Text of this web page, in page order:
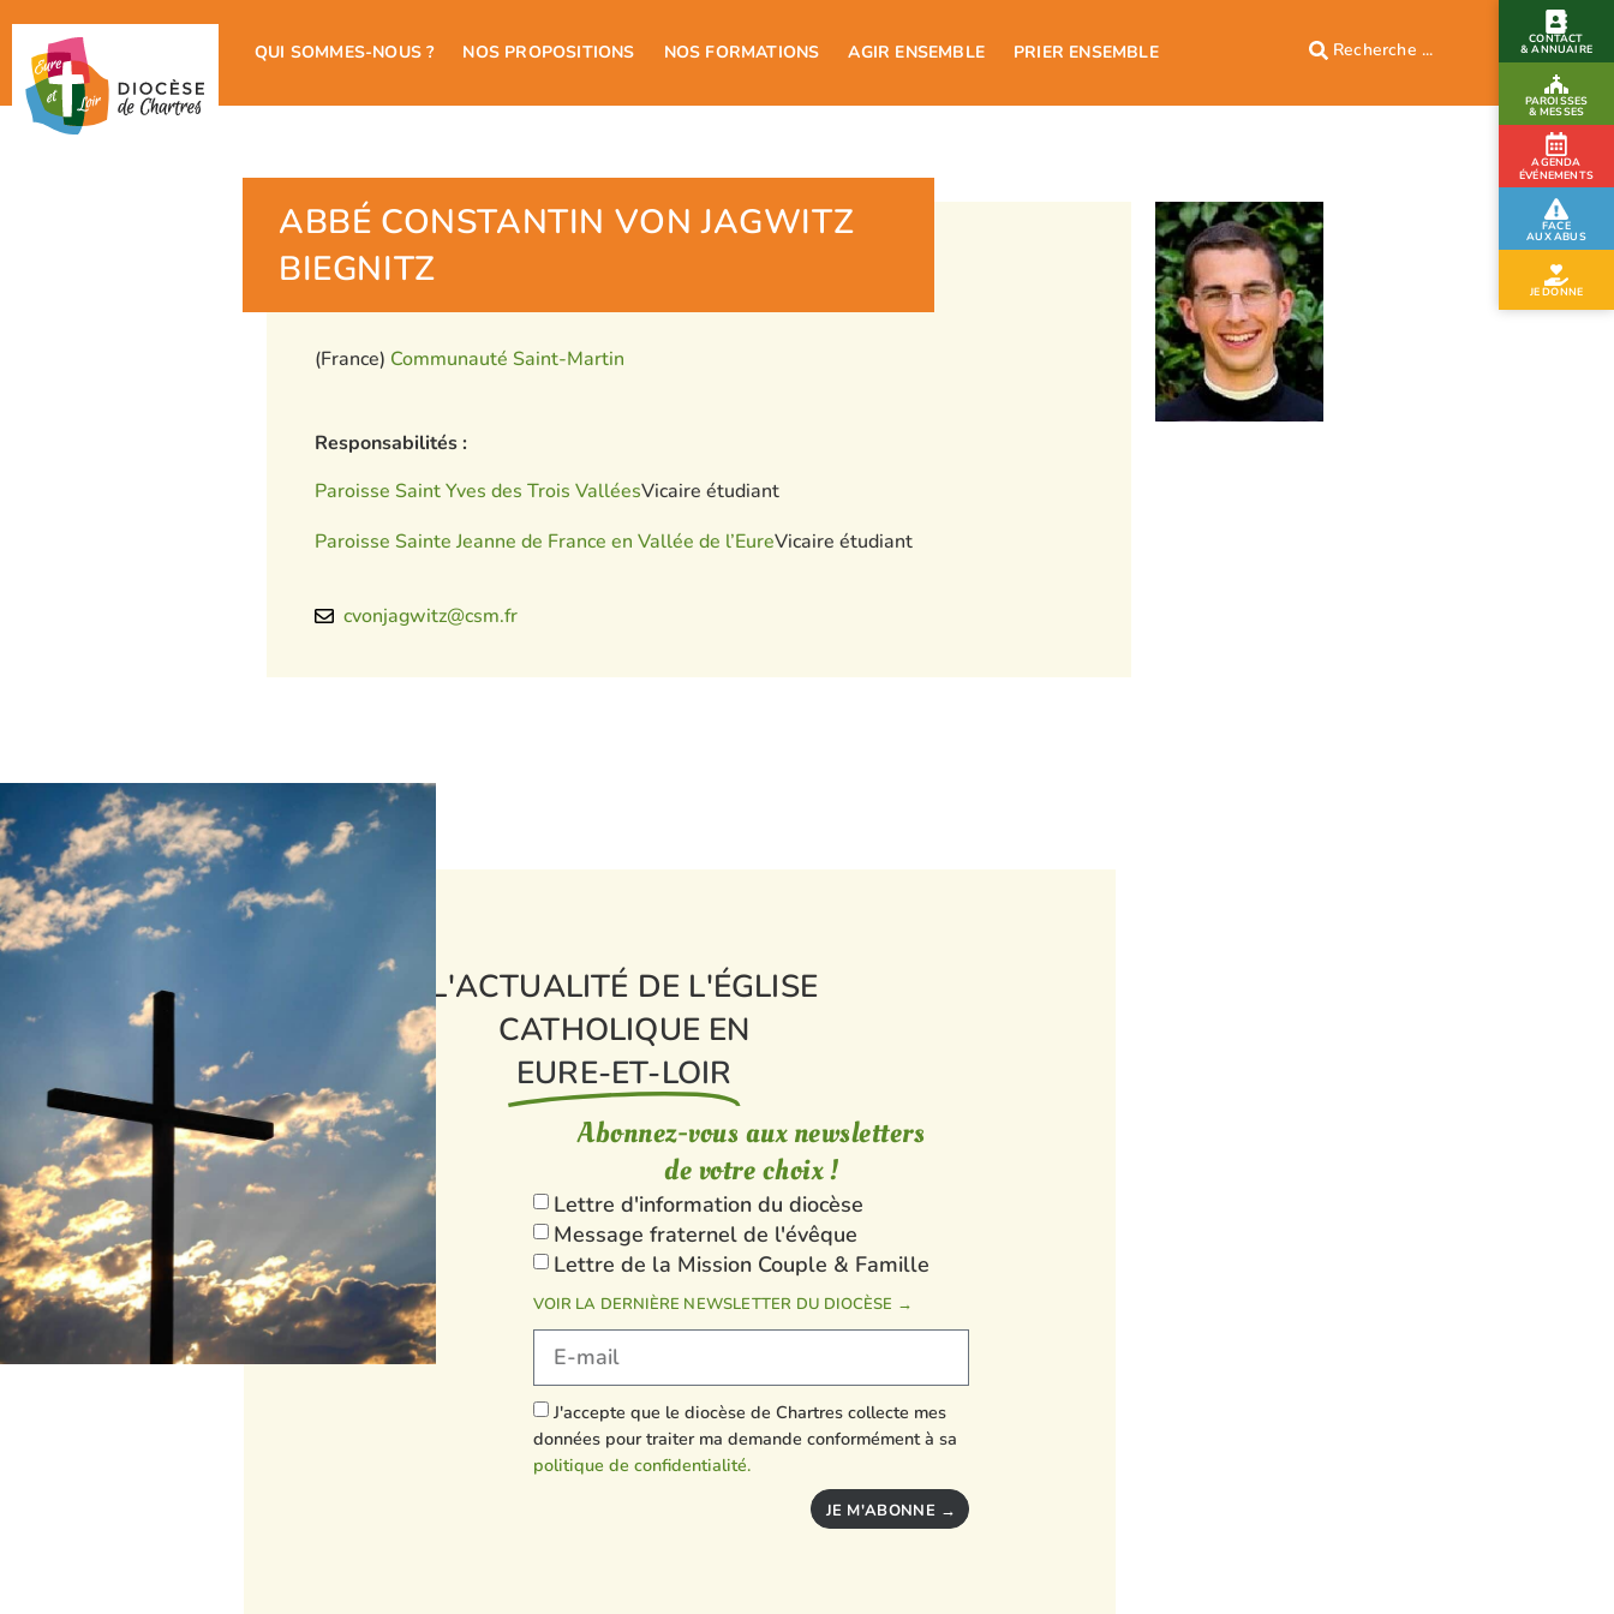
CONTACT
& ANNUAIRE
PAROISSES
& MESSES
AGENDA
ÉVÉNEMENTS
FACE
AUX ABUS
JE DONNE
QUI SOMMES-NOUS ? NOS PROPOSITIONS NOS FORMATIONS AGIR ENSEMBLE PRIER ENSEMBLE
ABBÉ CONSTANTIN VON JAGWITZ
BIEGNITZ
(France) Communauté Saint-Martin
Responsabilités :
Paroisse Saint Yves des Trois ValléesVicaire étudiant
Paroisse Sainte Jeanne de France en Vallée de l’EureVicaire étudiant
cvonjagwitz@csm.fr
L'ACTUALITÉ DE L'ÉGLISE
CATHOLIQUE EN
EURE-ET-LOIR
Abonnez-vous aux newsletters
de votre choix !
Lettre d'information du diocèse
Message fraternel de l'évêque
Lettre de la Mission Couple & Famille
VOIR LA DERNIÈRE NEWSLETTER DU DIOCÈSE →
J'accepte que le diocèse de Chartres collecte mes
données pour traiter ma demande conformément à sa
politique de confidentialité.
JE M'ABONNE →